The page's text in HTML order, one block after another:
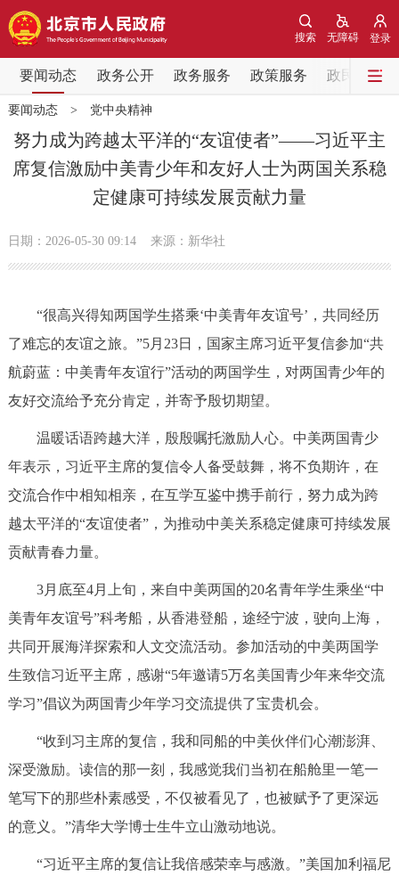
登录
无障碍
搜索
要闻动态 政务公开 政务服务 政策服务 政民互动
要闻动态
党中央精神
北京要闻 会议信息 部门动态
政务公开
市领导 机构职能 政策服务
政策兑现 政策解读 回应关切
政务服务
中介服务 阳光政务
12345网上接诉即办 我要咨询 我要建议
参与调查 在线访谈 图说互动
走进北京
要闻动态> 党中央精神
努力成为跨越太平洋的“友谊使者”——习近平主
席复信激励中美青少年和友好人士为两国关系稳
定健康可持续发展贡献力量
日期：2026-05-30 09:14 来源：新华社
“很高兴得知两国学生搭乘‘中美青年友谊号’，共同经历
了难忘的友谊之旅。”5月23日，国家主席习近平复信参加“共
航蔚蓝：中美青年友谊行”活动的两国学生，对两国青少年的
友好交流给予充分肯定，并寄予殷切期望。
温暖话语跨越大洋，殷殷嘱托激励人心。中美两国青少
年表示，习近平主席的复信令人备受鼓舞，将不负期许，在
交流合作中相知相亲，在互学互鉴中携手前行，努力成为跨
越太平洋的“友谊使者”，为推动中美关系稳定健康可持续发展
贡献青春力量。
3月底至4月上旬，来自中美两国的20名青年学生乘坐“中
美青年友谊号”科考船，从香港登船，途经宁波，驶向上海，
共同开展海洋探索和人文交流活动。参加活动的中美两国学
生致信习近平主席，感谢“5年邀请5万名美国青少年来华交流
学习”倡议为两国青少年学习交流提供了宝贵机会。
“收到习主席的复信，我和同船的中美伙伴们心潮澎湃、
深受激励。读信的那一刻，我感觉我们当初在船舱里一笔一
笔写下的那些朴素感受，不仅被看见了，也被赋予了更深远
的意义。”清华大学博士生牛立山激动地说。
“习近平主席的复信让我倍感荣幸与感激。”美国加利福尼